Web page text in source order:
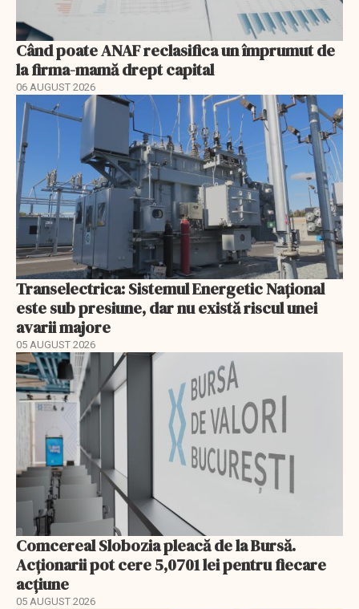
Când poate ANAF reclasifica un împrumut de
la firma-mamă drept capital
06 AUGUST 2026
Transelectrica: Sistemul Energetic Național
este sub presiune, dar nu există riscul unei
avarii majore
05 AUGUST 2026
Comcereal Slobozia pleacă de la Bursă.
Acționarii pot cere 5,0701 lei pentru fiecare
acțiune
05 AUGUST 2026